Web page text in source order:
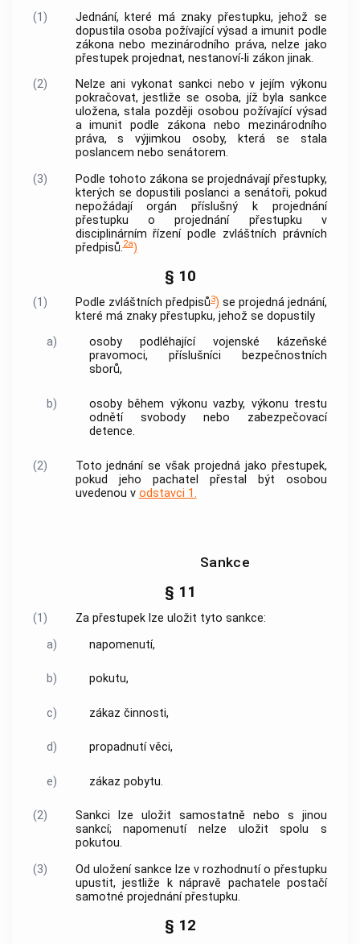
(1) Jednání, které má znaky přestupku, jehož se
dopustila osoba požívající výsad a imunit podle
zákona nebo mezinárodního práva, nelze jako
přestupekprojednat, nestanoví-li zákon jinak.
(2)
Nelze ani vykonat sankci nebo v jejím výkonu
pokračovat, jestliže se osoba, jíž byla sankce
uložena, stala později osobou požívající výsad
a imunit podle zákona nebo mezinárodního
práva, s výjimkou osoby, která se stala
poslancem nebo senátorem.
(3)
Podle tohoto zákona se projednávajípřestupky,
kterých se dopustili poslanci a senátoři, pokud
nepožádají orgán příslušný k projednání
přestupku o projednání přestupku v
disciplinárním řízení podle zvláštních právních
předpisů.2a)
§ 10
(1) Podle zvláštních předpisů3) se projedná jednání,
které má znaky přestupku, jehož se dopustily
a)
osoby podléhající vojenské kázeňské
pravomoci, příslušníci bezpečnostních
sborů,
b)
osoby během výkonu vazby, výkonu trestu
odnětí svobody nebo zabezpečovací
detence.
(2) Toto jednání se však projedná jako přestupek,
pokud jeho pachatel přestal být osobou
uvedenou v odstavci 1.
Sankce
§ 11
(1) Za přestupeklze uložit tyto sankce:
a)
napomenutí,
b) pokutu,
c) zákaz činnosti,
d) propadnutí věci,
e) zákaz pobytu.
(2)
Sankci lze uložit samostatně nebo s jinou
sankcí; napomenutí nelze uložit spolu s
pokutou.
(3)
Od uložení sankce lze v rozhodnutí o přestupku
upustit, jestliže k nápravě pachatele postačí
samotné projednánípřestupku.
§ 12